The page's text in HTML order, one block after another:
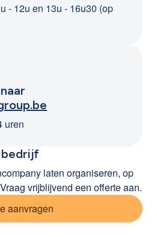
- 12u en 13u - 16u30 (op
uren
bedrijf
laten organiseren, op
vrijblijvend een offerte aan.
aanvragen